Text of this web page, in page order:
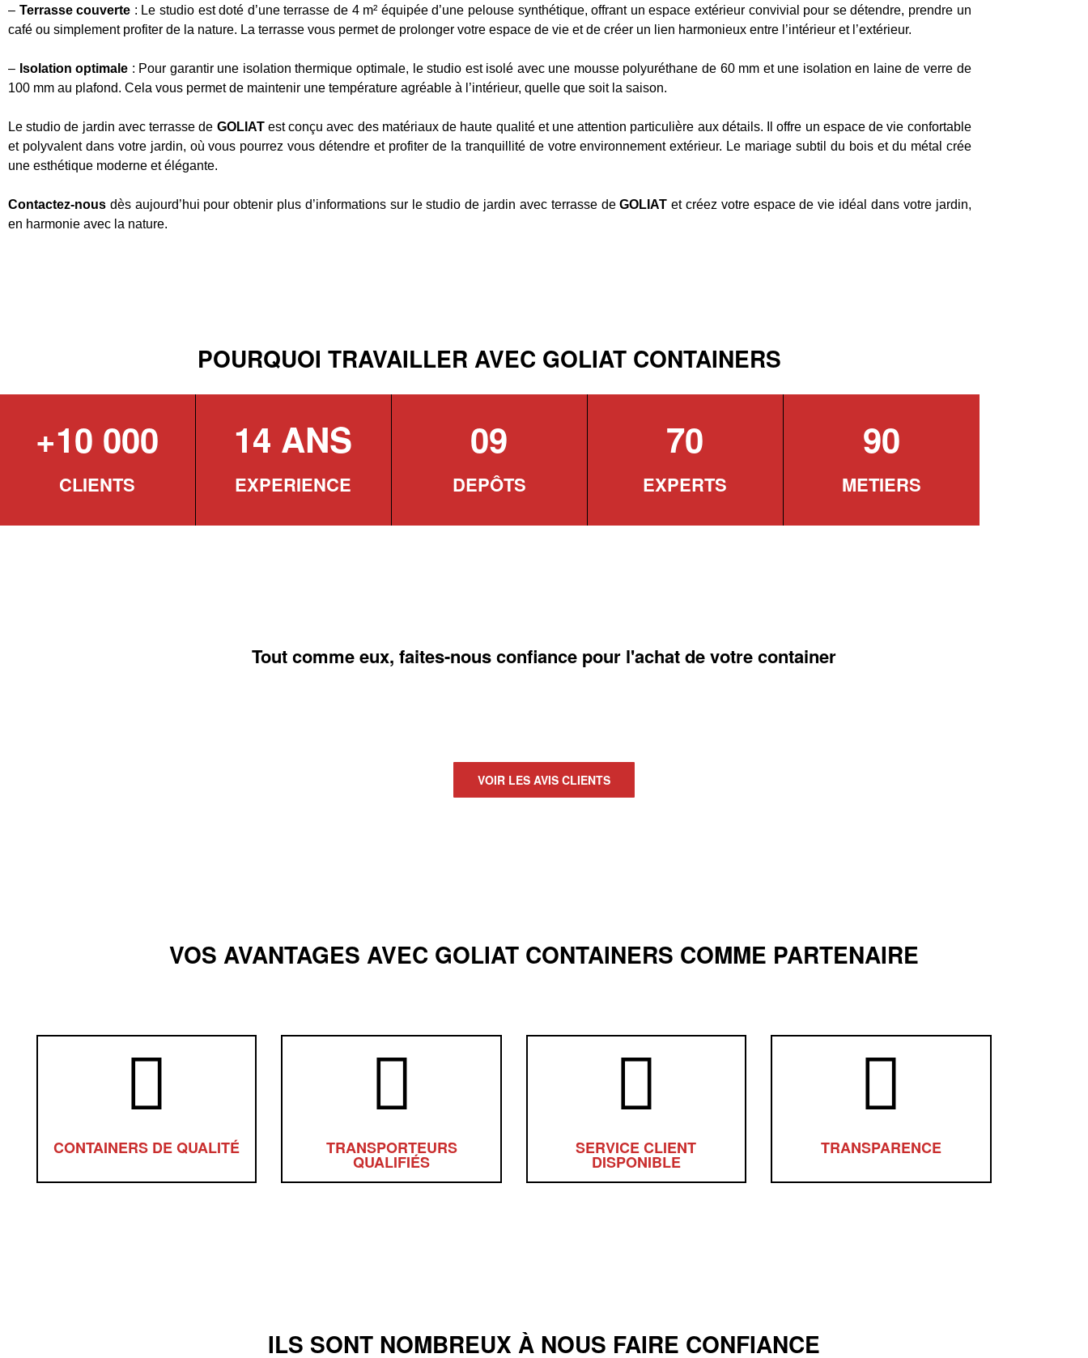
– Terrasse couverte : Le studio est doté d’une terrasse de 4 m² équipée d’une pelouse synthétique, offrant un espace extérieur convivial pour se détendre, prendre un
café ou simplement profiter de la nature. La terrasse vous permet de prolonger votre espace de vie et de créer un lien harmonieux entre l’intérieur et l’extérieur.
– Isolation optimale : Pour garantir une isolation thermique optimale, le studio est isolé avec une mousse polyuréthane de 60 mm et une isolation en laine de verre de
100 mm au plafond. Cela vous permet de maintenir une température agréable à l’intérieur, quelle que soit la saison.
Le studio de jardin avec terrasse de GOLIATest conçu avec des matériaux de haute qualité et une attention particulière aux détails. Il offre un espace de vie confortable
et polyvalent dans votre jardin, où vous pourrez vous détendre et profiter de la tranquillité de votre environnement extérieur. Le mariage subtil du bois et du métal crée
une esthétique moderne et élégante.
Contactez-nous dès aujourd’hui pour obtenir plus d’informations sur le studio de jardin avec terrasse deGOLIAT et créez votre espace de vie idéal dans votre jardin,
en harmonie avec la nature.
POURQUOI TRAVAILLER AVEC GOLIAT CONTAINERS
+10 000
CLIENTS
14 ANS
EXPERIENCE
09
DEPÔTS
70
EXPERTS
90
METIERS
Tout comme eux, faites-nous confiance pour l'achat de votre container
VOIR LES AVIS CLIENTS
VOS AVANTAGES AVEC GOLIAT CONTAINERS COMME PARTENAIRE
CONTAINERS DE QUALITÉ TRANSPORTEURS
QUALIFIÉS
SERVICE CLIENT
DISPONIBLE
TRANSPARENCE
ILS SONT NOMBREUX À NOUS FAIRE CONFIANCE